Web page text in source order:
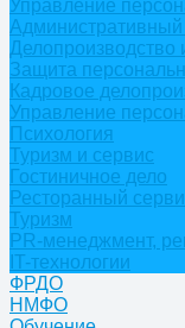
Управление
Делопроизводство
Защита
Кадровое
Управление
Психология
Туризм и сервис
Гостиничное дело
Ресторанный
Туризм
PR-менеджмент,
IT-технологии
ФРДО
НМФО